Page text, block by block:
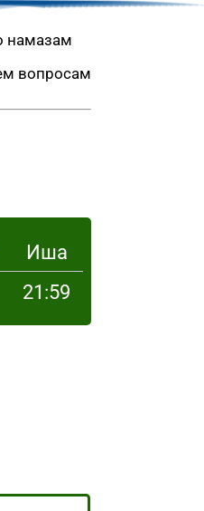
намазам
вопросам
Иша
21:59